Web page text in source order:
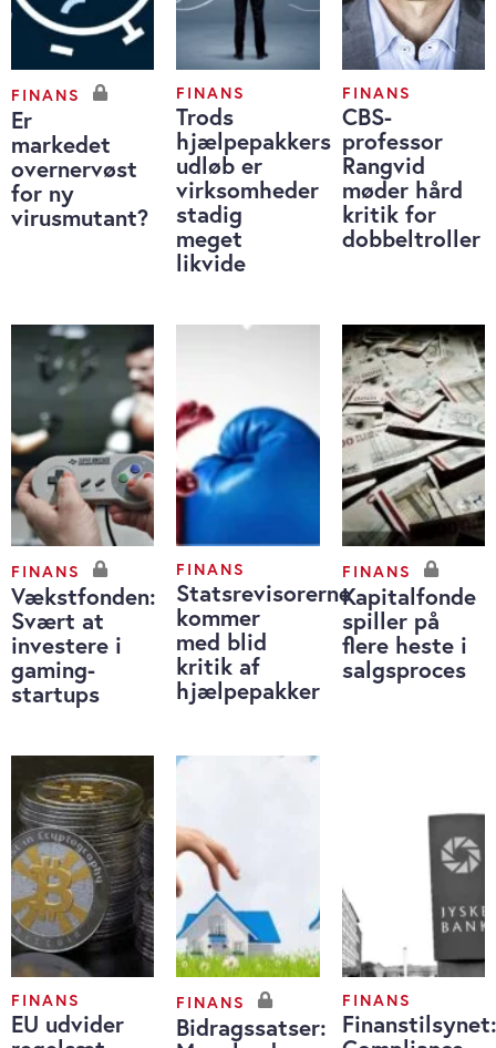
FINANS
Er
markedet
overnervøst
for ny
virusmutant?
FINANS
Trods
hjælpepakkers
udløb er
virksomheder
stadig
meget
likvide
FINANS
CBS-
professor
Rangvid
møder hård
kritik for
dobbeltroller
FINANS
Vækstfonden:
Svært at
investere i
gaming-
startups
FINANS
Statsrevisorerne
kommer
med blid
kritik af
hjælpepakker
FINANS
Kapitalfonde
spiller på
flere heste i
salgsproces
FINANS
EU udvider
FINANS
Bidragssatser:
FINANS
Finanstilsynet: